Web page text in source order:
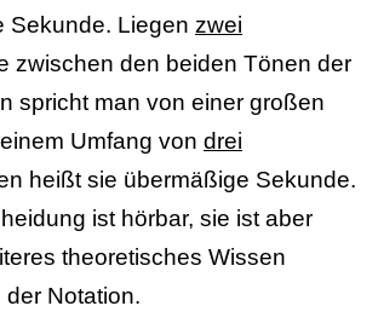
Sekunde. Liegen zwei
zwischen den beiden Tönen der
spricht man von einer großen
Umfang von drei
heißt sie übermäßige Sekunde.
ist hörbar, sie ist aber
theoretisches Wissen
Notation.